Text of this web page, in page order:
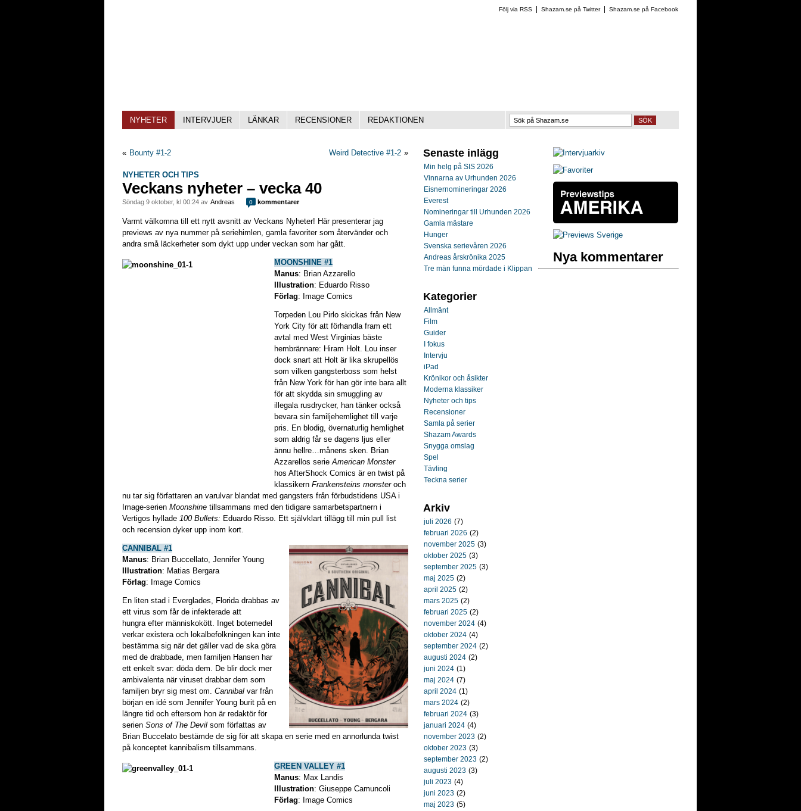
Shazam.se på Facebook
Shazam.se på Twitter
Följ via RSS
NYHETER INTERVJUER LÄNKAR RECENSIONER REDAKTIONEN SÖK
« Bounty #1-2 Weird Detective #1-2 »
NYHETER OCH TIPS
Veckans nyheter – vecka 40
söndag 9 oktober, kl 00:24 av Andreas 0 kommentarer
Varmt välkomna till ett nytt avsnitt av Veckans Nyheter! Här presenterar jag
previews av nya nummer på seriehimlen, gamla favoriter som återvänder och
andra små läckerheter som dykt upp under veckan som har gått.
MOONSHINE #1
Manus: Brian Azzarello
Illustration: Eduardo Risso
Förlag: Image Comics
Torpeden Lou Pirlo skickas från New
York City för att förhandla fram ett
avtal med West Virginias bäste
hembrännare: Hiram Holt. Lou inser
dock snart att Holt är lika skrupellös
som vilken gangsterboss som helst
från New York för han gör inte bara allt
för att skydda sin smuggling av
illegala rusdrycker, han tänker också
bevara sin familjehemlighet till varje
pris. En blodig, övernaturlig hemlighet
som aldrig får se dagens ljus eller
ännu hellre…månens sken. Brian
Azzarellos serieAmerican Monster
hos AfterShock Comics är en twist på
klassikern Frankensteins monsteroch
nu tar sig författaren an varulvar blandat med gangsters från förbudstidens USA i
Image-serien Moonshine tillsammans med den tidigare samarbetspartnern i
Vertigos hyllade 100 Bullets: Eduardo Risso. Ett självklart tillägg till min pull list
och recension dyker upp inom kort.
CANNIBAL #1
Manus: Brian Buccellato, Jennifer Young
Illustration: Matias Bergara
Förlag: Image Comics
En liten stad i Everglades, Florida drabbas av
ett virus som får de infekterade att
hungra efter människokött. Inget botemedel
verkar existera och lokalbefolkningen kan inte
bestämma sig när det gäller vad de ska göra
med de drabbade, men familjen Hansen har
ett enkelt svar: döda dem. De blir dock mer
ambivalenta när viruset drabbar dem som
familjen bryr sig mest om. Cannibal var från
början en idé som Jennifer Young burit på en
längre tid och eftersom hon är redaktör för
serien Sons of The Devil som författas av
Brian Buccelato bestämde de sig för att skapa en serie med en annorlunda twist
på konceptet kannibalism tillsammans.
GREEN VALLEY #1
Manus: Max Landis
Illustration: Giuseppe Camuncoli
Förlag: Image Comics
Senaste inlägg
Min helg på SIS 2026
Vinnarna av Urhunden 2026
Eisnernomineringar 2026
Everest
Nomineringar till Urhunden 2026
Gamla mästare
Hunger
Svenska serievåren 2026
Andreas årskrönika 2025
Tre män funna mördade i Klippan
Kategorier
Allmänt
Film
Guider
I fokus
Intervju
iPad
Krönikor och åsikter
Moderna klassiker
Nyheter och tips
Recensioner
Samla på serier
Shazam Awards
Snygga omslag
Spel
Tävling
Teckna serier
Arkiv
juli 2026 (7)
februari 2026 (2)
november 2025 (3)
oktober 2025 (3)
september 2025 (3)
maj 2025 (2)
april 2025 (2)
mars 2025 (2)
februari 2025 (2)
november 2024 (4)
oktober 2024 (4)
september 2024 (2)
augusti 2024 (2)
juni 2024 (1)
maj 2024 (7)
april 2024 (1)
mars 2024 (2)
februari 2024 (3)
januari 2024 (4)
november 2023 (2)
oktober 2023 (3)
september 2023 (2)
augusti 2023 (3)
juli 2023 (4)
juni 2023 (2)
maj 2023 (5)
Nya kommentarer